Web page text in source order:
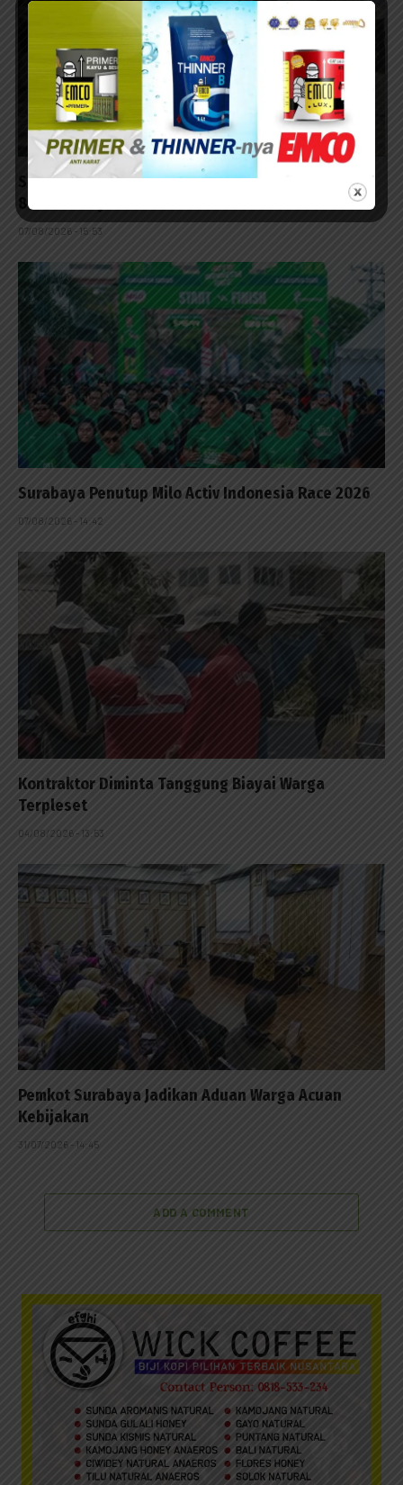
Sebanyak 60 Anak Disabilitas Ikuti Lomba HUT ke-
81 RI di Kalijudan
07/08/2026 - 15:53
Surabaya Penutup Milo Activ Indonesia Race 2026
07/08/2026 - 14:42
Kontraktor Diminta Tanggung Biayai Warga
Terpleset
04/08/2026 - 13:53
Pemkot Surabaya Jadikan Aduan Warga Acuan
Kebijakan
31/07/2026 - 14:45
ADD A COMMENT